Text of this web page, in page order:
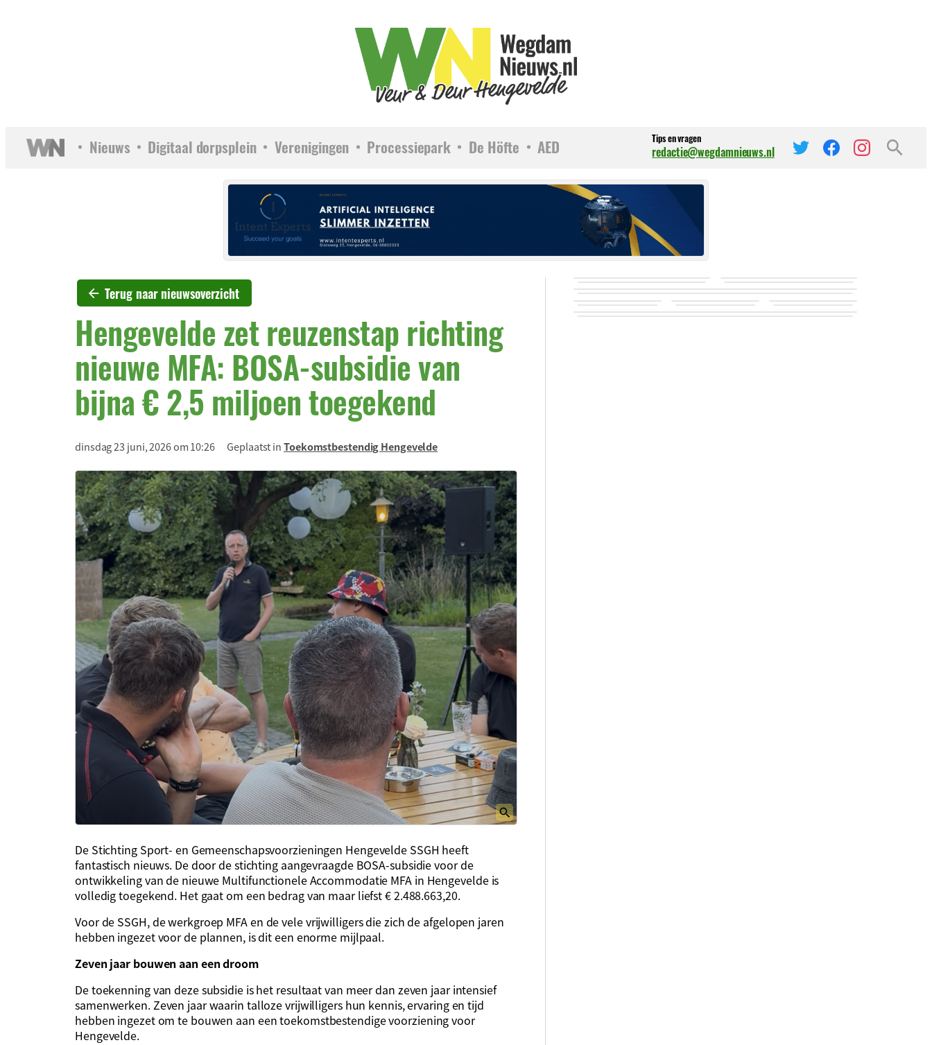
Nieuws Digitaal dorpsplein Verenigingen Processiepark De Höfte AED Tips en vragen
redactie@wegdamnieuws.nl
Terug naar nieuwsoverzicht
Hengevelde zet reuzenstap richting
nieuwe MFA: BOSA-subsidie van
bijna € 2,5 miljoen toegekend
dinsdag 23 juni, 2026 om 10:26 Geplaatst inToekomstbestendig Hengevelde
De Stichting Sport- en Gemeenschapsvoorzieningen Hengevelde SSGH heeft
fantastisch nieuws. De door de stichting aangevraagde BOSA-subsidie voor de
ontwikkeling van de nieuwe Multifunctionele Accommodatie MFA in Hengevelde is
volledig toegekend. Het gaat om een bedrag van maar liefst € 2.488.663,20.
Voor de SSGH, de werkgroep MFA en de vele vrijwilligers die zich de afgelopen jaren
hebben ingezet voor de plannen, is dit een enorme mijlpaal.
Zeven jaar bouwen aan een droom
De toekenning van deze subsidie is het resultaat van meer dan zeven jaar intensief
samenwerken. Zeven jaar waarin talloze vrijwilligers hun kennis, ervaring en tijd
hebben ingezet om te bouwen aan een toekomstbestendige voorziening voor
Hengevelde.